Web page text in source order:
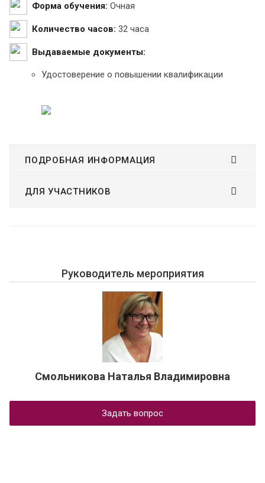
Форма обучения: Очная
Количество часов: 32 часа
Выдаваемые документы:
Удостоверение о повышении квалификации
ПОДРОБНАЯ ИНФОРМАЦИЯ
ДЛЯ УЧАСТНИКОВ
Руководитель мероприятия
Смольникова Наталья Владимировна
Задать вопрос